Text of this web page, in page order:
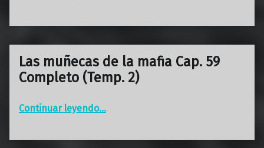
Las muñecas de la mafia Cap. 59
Completo (Temp. 2)
Continuar leyendo“Las muñecas de la mafia Cap. 59 Completo (Temp. 2)”
…